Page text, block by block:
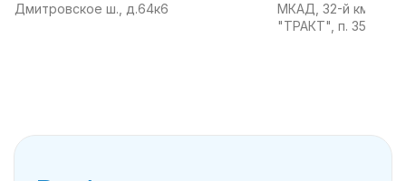
Дмитровское ш., д.64к6
МКАД, 32-й км, АТК
"ТРАКТ", п. 35